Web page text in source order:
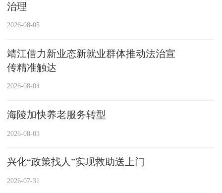
治理
2026-08-05
靖江借力新业态新就业群体推动法治宣
传精准触达
2026-08-04
海陵加快养老服务转型
2026-08-03
兴化“政策找人”实现救助送上门
2026-07-31